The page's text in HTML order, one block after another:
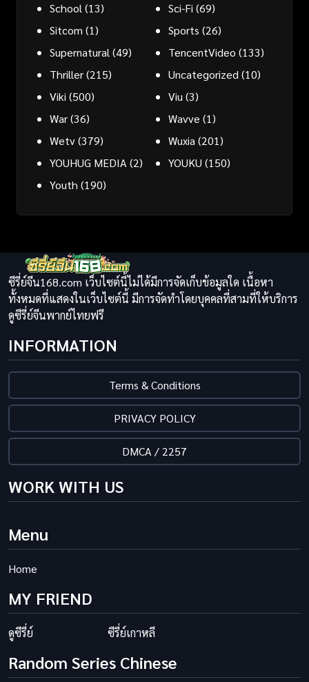
School (13) Sci-Fi (69)
Sitcom (1) Sports (26)
Supernatural (49) TencentVideo (133)
Thriller(215) Uncategorized (10)
Viki (500) Viu (3)
War(36) Wavve (1)
Wetv(379) Wuxia (201)
YOUHUG MEDIA (2) YOUKU (150)
Youth (190)
ซีรี่ย์จีน168.com เว็บไซต์นี้ไม่ได้มีการจัดเก็บข้อมูลใด เนื้อหา
ทั้งหมดที่แสดงในเว็บไซต์นี้ มีการจัดทำโดยบุคคลที่สามที่ให้บริการ
ดูซีรี่ย์จีนพากย์ไทยฟรี
INFORMATION
Terms & Conditions
PRIVACY POLICY
DMCA / 2257
WORK WITH US
Menu
Home
MY FRIEND
ดูซีรี่ย์ ซีรี่ย์เกาหลี
Random Series Chinese